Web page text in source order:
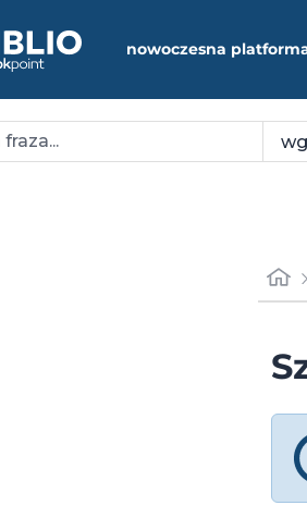
nowoczesna